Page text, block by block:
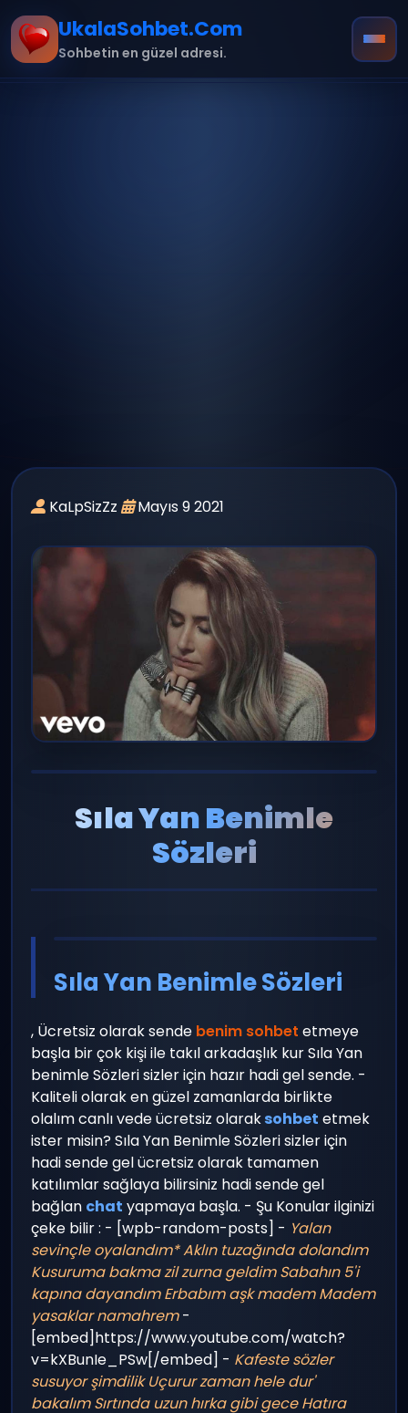
UkalaSohbet.Com
Sohbetin en güzel adresi.
yayın
KaLpSizZz
Mayıs 9 2021
Sıla Yan Benimle
Sözleri
Sıla Yan Benimle Sözleri
, Ücretsiz olarak sende benim sohbet etmeye
başla bir çok kişi ile takıl arkadaşlık kur Sıla Yan
benimle Sözleri sizler için hazır hadi gel sende. -
Kaliteli olarak en güzel zamanlarda birlikte
olalım canlı vede ücretsiz olaraksohbet etmek
ister misin? Sıla Yan Benimle Sözleri sizler için
hadi sende gel ücretsiz olarak tamamen
katılımlar sağlaya bilirsiniz hadi sende gel
bağlan chat yapmaya başla. - Şu Konular ilginizi
çeke bilir : - [wpb-random-posts] - Yalan
sevinçle oyalandım*Aklın tuzağında dolandım
Kusuruma bakma zil zurna geldim Sabahın 5'i
kapına dayandım Erbabım aşk madem Madem
yasaklar namahrem-
[embed]https://www.youtube.com/watch?
v=kXBunIe_PSw[/embed] - Kafeste sözler
susuyor şimdilik Uçurur zaman hele dur'
bakalım Sırtında uzun hırka gibi gece Hatıra